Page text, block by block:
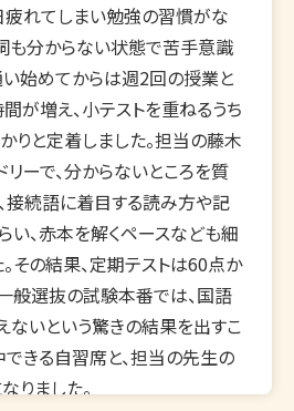
疲れてしまい勉強の習慣がな
も分からない状態で苦手意識
い始めてからは週2回の授業と
が増え、小テストを重ねるうち
りと定着しました。担当の藤木
ーで、分からないところを質
接続語に着目する読み方や記
い、赤本を解くペースなども細
その結果、定期テストは60点か
般選抜の試験本番では、国語
いという驚きの結果を出すこ
できる自習席と、担当の先生の
りました。